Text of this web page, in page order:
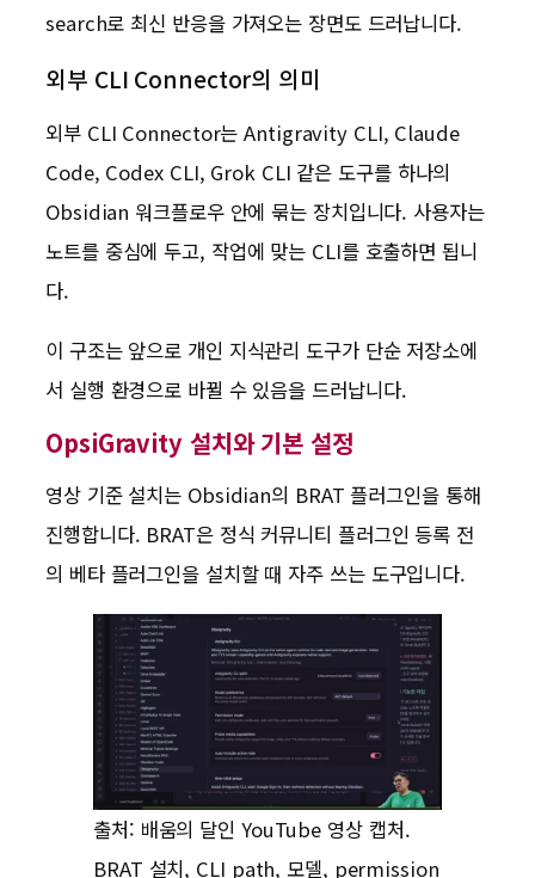
search로 최신 반응을 가져오는 장면도 드러납니다.
외부 CLI Connector의 의미
외부 CLI Connector는 Antigravity CLI, Claude
Code, Codex CLI, Grok CLI 같은 도구를 하나의
Obsidian 워크플로우 안에 묶는 장치입니다. 사용자는
노트를 중심에 두고, 작업에 맞는 CLI를 호출하면 됩니
다.
이 구조는 앞으로 개인 지식관리 도구가 단순 저장소에
서 실행 환경으로 바뀔 수 있음을 드러납니다.
OpsiGravity 설치와 기본 설정
영상 기준 설치는 Obsidian의 BRAT 플러그인을 통해
진행합니다. BRAT은 정식 커뮤니티 플러그인 등록 전
의 베타 플러그인을 설치할 때 자주 쓰는 도구입니다.
출처: 배움의 달인 YouTube 영상 캡처.
BRAT 설치, CLI path, 모델, permission